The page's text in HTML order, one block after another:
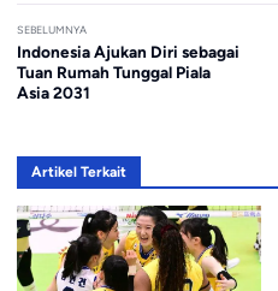
SEBELUMNYA
Indonesia Ajukan Diri sebagai
Tuan Rumah Tunggal Piala
Asia 2031
Artikel Terkait